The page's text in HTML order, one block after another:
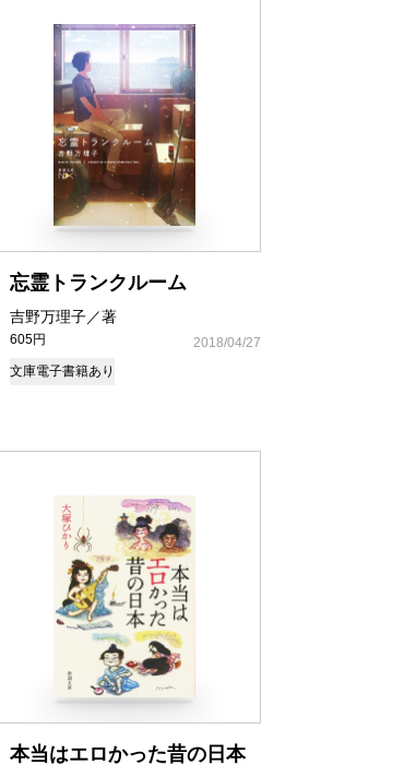
忘霊トランクルーム
吉野万理子／著
605円
2018/04/27
文庫電子書籍あり
本当はエロかった昔の日本